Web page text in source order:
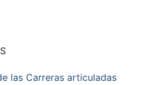
las Carreras articuladas